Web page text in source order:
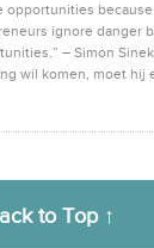
opportunities
ignore danger
– Simon
wil komen, moet hij
to Top ↑